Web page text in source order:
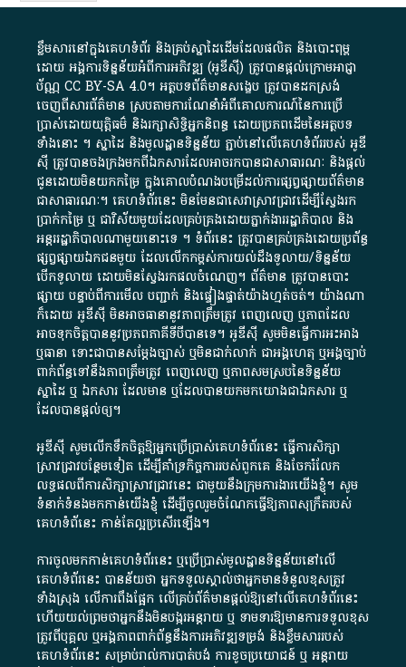
ខ្លឹមសារ​នៅ​ក្នុង​គេហទំព័រ និង​គ្រប់​ស្នា​ដៃ​ដើម​ដែល​ផលិត​ និង​បោះពុម្ព​
ដោយ​ អង្គការ​ទិន្នន័យ​អំពី​ការអភិវឌ្ឍ​​ (អូ​ឌី​ស៊ី)​ ត្រូវ​បាន​ផ្តល់​ក្រោម​អាជ្ញា
ប័ណ្ណ​CC BY-SA 4.0។​ អត្ថបទ​ព័ត៌មាន​សង្ខេប​ ត្រូវ​បាន​ដកស្រង់​
ចេញពី​សារព័ត៌មាន ស្របតាមការ​ណែនាំ​អំពី​គោលការណ៍​នៃ​ការ​ប្រើ
ប្រាស់​ដោយ​យុត្តិធម៌​ និង​រក្សាសិទ្ធិអ្នកនិពន្ធ ដោយ​ប្រភពដើម​នៃ​​អត្ថបទ
ទាំង​នោះ​ ។​ ស្នាដៃ​ និង​មូលដ្ឋាន​ទិន្នន័យ ​ភ្ជាប់​នៅ​លើ​គេហទំព័រ​របស់​ អូ​ឌី​
ស៊ី​ ត្រូវ​បាន​ចងក្រង​មក​ពី​ឯកសារ​ដែល​អាច​រក​បានជា​សាធារណៈ​ និង​ផ្តល់​
ជូន​ដោយ​មិន​យក​កម្រៃ​ ក្នុង​គោលបំណង​បម្រើ​ដល់ការ​ផ្សព្វផ្សាយ​ព័ត៌មាន​
ជា​សាធារណៈ​។​ គេហទំព័រ​នេះ​ មិនមែន​ជា​សេវា​ស្រាវជ្រាវ​ដើម្បី​ស្វែងរក
ប្រាក់​កម្រៃ​ ឬ​ ជា​វិស័យ​មួយ​ដែល​គ្រប់គ្រង​ដោយ​ភ្នាក់ងារ​រដ្ឋាភិបាល​ និង ​
អន្តររដ្ឋាភិបាល​ណាមួយ​នោះ​ទេ ​។​ ទំព័រ​នេះ​ ត្រូវ​បាន​គ្រប់គ្រង​ដោយ​ប្រព័ន្ធ​
ផ្សព្វផ្សាយ​ឯកជន​មួយ​ ដែល​លើកកម្ពស់​ការ​យល់​ដឹង​ទូលាយ​/​ទិន្នន័យ​
បើក​ទូលាយ​ ដោយ​មិនស្វែង​រក​ផល​ចំណេញ​។​ ព័ត៌មាន​ ត្រូវ​បាន​បោះ
ផ្សាយ​ បន្ទាប់​ពី​ការ​មើល​ បញ្ជាក់​ និង​ផ្ទៀងផ្ទាត់​យ៉ាង​ហ្មត់ចត់​។​ យ៉ាងណា​
ក៏​ដោយ​ អូ​ឌី​ស៊ី​ មិន​អាច​ធានា​នូវ​ភាព​ត្រឹមត្រូវ​ ពេញលេញ​ ឬ​ភាព​ដែល​
អាច​ទុកចិត្ត​បាននូវ​ប្រភព​ភាគី​ទី​បី​បាន​ទេ​។​ អូ​ឌី​ស៊ី​ សូម​មិន​ធ្វើការ​អះអាង​
ឬ​ធានា​ ទោះជា​បាន​សម្តែង​ច្បាស់​ ឬ​មិន​ជាក់លាក់​ ជា​អង្គហេតុ​ ឬ​អង្គច្បាប់​
ពាក់ព័ន្ធ​ទៅ​នឹង​ភាព​ត្រឹមត្រូវ​ ពេញលេញ​ ឬ​ភាព​សម​ស្រប​នៃ​ទិន្នន័យ​
ស្នាដៃ​ ឬ​ ឯកសារ​ ដែល​មាន​ ឬ​ដែល​បាន​យក​មក​យោង​ជា​ឯកសារ​ ឬ​
ដែល​បាន​ផ្តល់​ឲ្យ​។
អូឌីស៊ី សូមលើកទឹកចិត្តឱ្យអ្នកប្រើប្រាស់គេហទំព័រនេះ ធ្វើការសិក្សា
ស្រាវជ្រាវបន្ថែមទៀត ដើម្បីគាំទ្រកិច្ចការ​របស់ពួកគេ និងចែករំលែក
លទ្ធផលពីការសិក្សាស្រាវជ្រាវនេះ ជាមួយនឹងក្រុមការងារយើងខ្ញុំ។ សូម
ទំនាក់ទំនងមកកាន់យើងខ្ញុំ ដើម្បីចូលរួមចំណែកធ្វើឱ្យភាពសុក្រឹតរបស់
គេហទំព័នេះ កាន់តែល្អប្រសើរឡើង។
ការចូលមកកាន់គេហទំព័រនេះ ឬប្រើប្រាស់មូលដ្ឋានទិន្នន័យនៅលើ
គេហទំព័រនេះ បានន័យថា អ្នកទទួលស្គាល់ថាអ្នកមានទំនួលខុសត្រូវ
ទាំងស្រុង លើការពឹងផ្អែក លើគ្រប់ព័ត៌មានផ្តល់ឱ្យនៅលើគេហទំព័រនេះ
ហើយយល់ព្រមថាអ្នកនឹងមិនបង្ករអន្តរាយ ឬ ទាមទារ​ឱ្យមានការទទួលខុស​
ត្រូវពីបុគ្គល ឬអង្គភាពពាក់ព័ន្ធនឹងការអភិវឌ្ឍទម្រង់ និងខ្លឹមសាររបស់
គេហទំព័រនេះ សម្រាប់រាល់ការបាត់បង់ ការខូចប្រយោជន៍ ឬ អន្តរាយ